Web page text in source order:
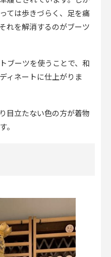
ては歩きづらく、足を痛
れを解消するのがブーツ
ブーツを使うことで、和
ィネートに仕上がりま
目立たない色の方が着物
。